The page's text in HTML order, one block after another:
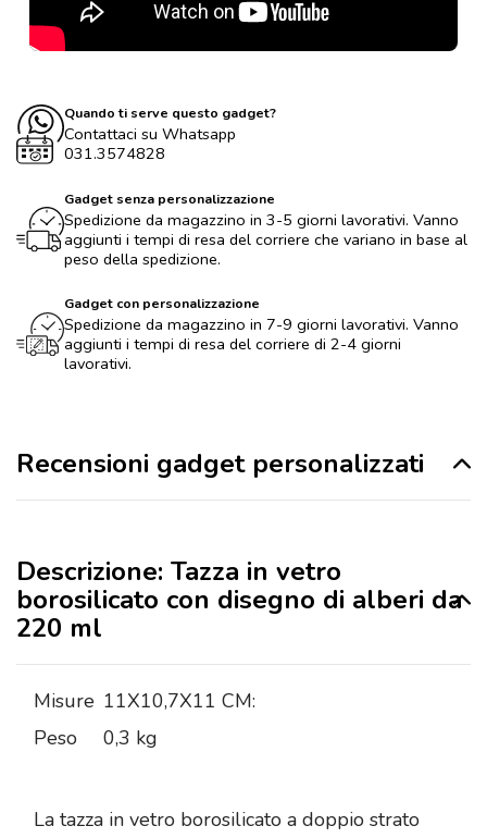
Quando ti serve questo gadget?
Contattaci su Whatsapp
031.3574828
Gadget senza personalizzazione
Spedizione da magazzino in 3-5 giorni lavorativi. Vanno
aggiunti i tempi di resa del corriere che variano in base al
peso della spedizione.
Gadget con personalizzazione
Spedizione da magazzino in 7-9 giorni lavorativi. Vanno
aggiunti i tempi di resa del corriere di 2-4 giorni
lavorativi.
Recensioni gadget personalizzati
Descrizione: Tazza in vetro
borosilicato con disegno di alberi da
220 ml
Misure 11X10,7X11 CM:
Peso
0,3 kg
La tazza in vetro borosilicato a doppio strato